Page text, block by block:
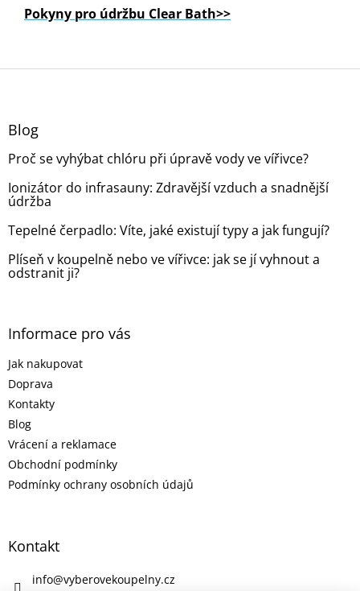
Pokyny pro údržbu Clear Bath>>
Z
Blog
Proč se vyhýbat chlóru při úpravě vody ve vířivce?
Ionizátor do infrasauny: Zdravější vzduch a snadnější
údržba
Tepelné čerpadlo: Víte, jaké existují typy a jak fungují?
Plíseň v koupelně nebo ve vířivce: jak se jí vyhnout a
odstranit ji?
Informace pro vás
Jak nakupovat
Doprava
Kontakty
Blog
Vrácení a reklamace
Obchodní podmínky
Podmínky ochrany osobních údajů
Kontakt
info@vyberovekoupelny.cz